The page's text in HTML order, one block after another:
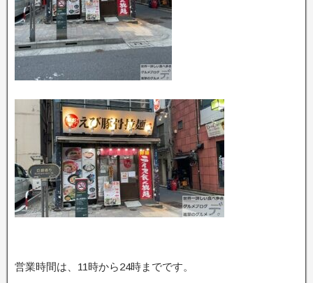
営業時間は、11時から24時までです。